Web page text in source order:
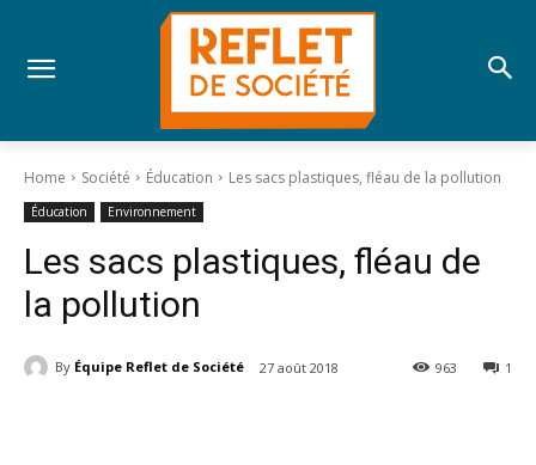
Home Société Éducation Les sacs plastiques, fléau de la pollution
Éducation Environnement
Les sacs plastiques, fléau de
la pollution
By Équipe Reflet de Société 27 août 2018 1
963